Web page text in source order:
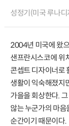
성정기(미국 루나
2004년 미국에 왔
샌프란시스코에 위
콘셉트 디자이너로
생활이 익숙해졌지
가을을 회상한다.
않는 누군가의 마음
순간이기 때문이다.